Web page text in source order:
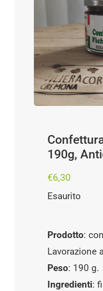
I produttori
Carrello
190g,
€6,30
Esaurito
Prodotto:
Lavorazione
Peso: 190 g.
Ingredienti: